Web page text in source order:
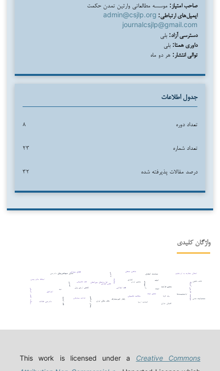
صاحب امتیاز: موسسه مطالعاتی وارثین تمدن حکمت
ایمیل‌های ارتباطی: admin@csjlp.org
journalcsjlp@gmail.com
دسترسی آزاد: بلی
داوری همتا: بلی
توالی انتشار: هر دو ماه
جدول اطلاعات
تعداد دوره ۸
تعداد شماره ۲۳
درصد مقالات پذیرفته شده ۳۲
واژگان کلیدی
ثبوت
اثبات
تعهدات حقوق ایران
حقوق فرانسه
مطالعه تطبیقی
رفتار غیرمتعارف
تقلب تجاری
قراردادهای بین‌المللی
حسن نیت
اتحادیه اروپا
کاهش ارزش پول
نظام بانکی ایران
فقه اسلامی ربا
تعدیل تعهدات پولی
عدالت معاوضی
دیه
قصاص
ولد الزنا
فقه امامیه
مذهب حنفی
جنایت فقه تطبیقی
اوانجلیست‌ها سیاست خارجی آمریکا
ترامپ
اسرائیل
انتقال سفارت به اورشلیم
پیمان ابراهیم افترقی سازی
دادرسی عادلانه
چالش های دادرسی
سیاست کیفری
اتانازی
قاعده فقهی
اسقاط مالم یجب
رویکرد کشور اتریش مسئولیت مدنی
فضای مجازی
This work is licensed under a Creative Commons